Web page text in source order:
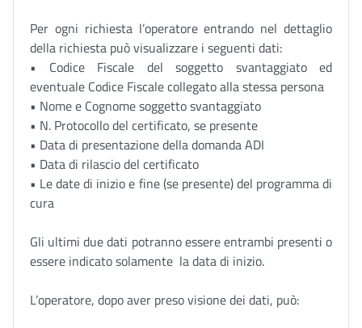
Per ogni richiesta l’operatore entrando nel dettaglio
della richiesta può visualizzare i seguenti dati:
• Codice Fiscale del soggetto svantaggiato ed
eventuale Codice Fiscale collegato alla stessa persona
• Nome e Cognome soggetto svantaggiato
• N. Protocollo del certificato, se presente
• Data di presentazione della domanda ADI
• Data di rilascio del certificato
• Le date di inizio e fine (se presente) del programma di
cura
Gli ultimi due dati potranno essere entrambi presenti o
essere indicato solamente la data di inizio.
L’operatore, dopo aver preso visione dei dati, può: